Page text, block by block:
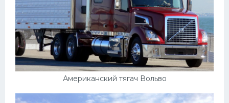
Американский тягач Вольво